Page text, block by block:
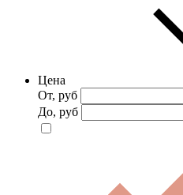
Цена
От, руб
До, руб